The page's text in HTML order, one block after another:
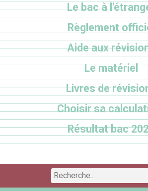
Le bac à
Règlement
Aide aux
Le matériel
Livres de
Choisir sa
Résultat bac